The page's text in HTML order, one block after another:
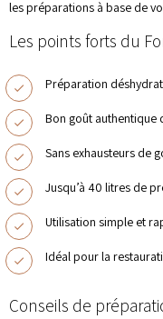
les préparations à base de
Les points forts du
Préparation
Bon goût authentique
Sans exhausteurs de
Jusqu’à 40 litres de
Utilisation simple et
Idéal pour la
Conseils de